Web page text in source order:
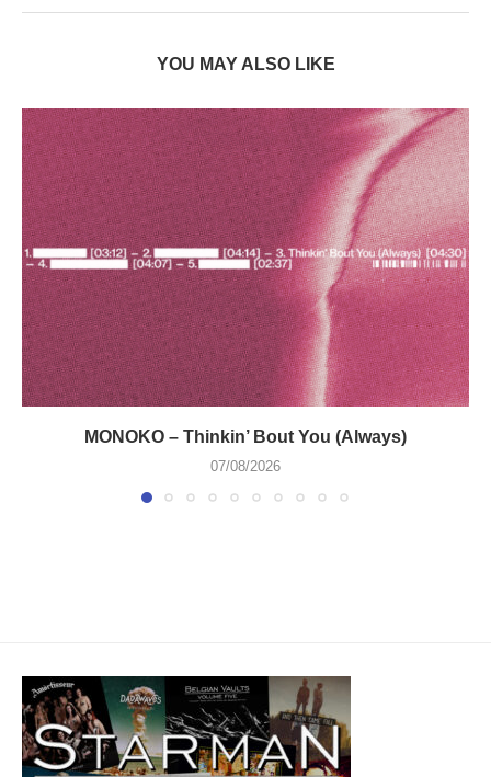
YOU MAY ALSO LIKE
MONOKO – Thinkin’ Bout You (Always)
07/08/2026